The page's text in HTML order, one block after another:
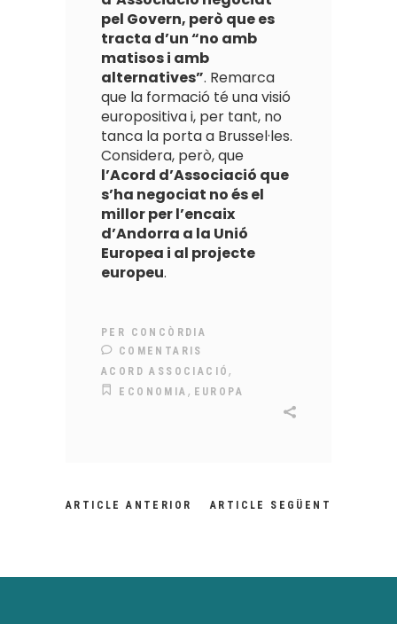
pel Govern, però que es
tracta d’un “no amb
matisos i amb
alternatives”. Remarca
que la formació té una visió
europositiva i, per tant, no
tanca la porta a Brussel·les.
Considera, però, que
l’Acord d’Associació que
s’ha negociat no és el
millor per l’encaix
d’Andorra a la Unió
Europea i al projecte
europeu.
PER CONCÒRDIA
COMENTARIS
ACORD ASSOCIACIÓ,
ECONOMIA , EUROPA
ARTICLE ANTERIOR ARTICLE SEGÜENT